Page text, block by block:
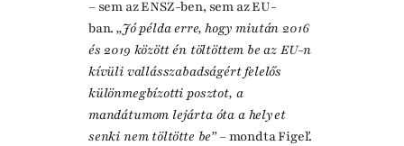
– sem az ENSZ-ben, sem az EU-
ban.„Jó példa erre, hogy miután 2016
és 2019 között én töltöttem be az EU-n
kívüli vallásszabadságért felelős
különmegbízotti posztot, a
mandátumom lejárta óta a helyet
senki nem töltötte be”– mondta Figeľ.